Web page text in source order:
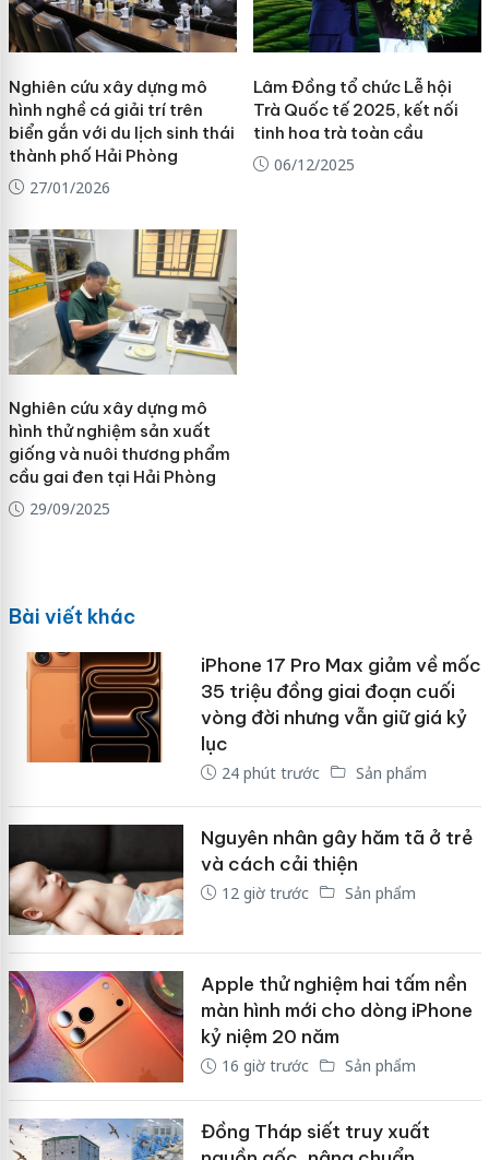
Nghiên cứu xây dựng mô
hình nghề cá giải trí trên
biển gắn với du lịch sinh thái
thành phố Hải Phòng
27/01/2026
Lâm Đồng tổ chức Lễ hội
Trà Quốc tế 2025, kết nối
tinh hoa trà toàn cầu
06/12/2025
Nghiên cứu xây dựng mô
hình thử nghiệm sản xuất
giống và nuôi thương phẩm
cầu gai đen tại Hải Phòng
29/09/2025
Bài viết khác
iPhone 17 Pro Max giảm về mốc
35 triệu đồng giai đoạn cuối
vòng đời nhưng vẫn giữ giá kỷ
lục
24 phút trước Sản phẩm
Nguyên nhân gây hăm tã ở trẻ
và cách cải thiện
12 giờ trước Sản phẩm
Apple thử nghiệm hai tấm nền
màn hình mới cho dòng iPhone
kỷ niệm 20 năm
16 giờ trước Sản phẩm
Đồng Tháp siết truy xuất